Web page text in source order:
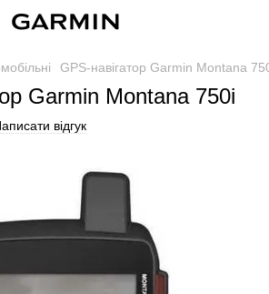
GPS-навігатор Garmin Montana
Garmin Montana 750i
відгук